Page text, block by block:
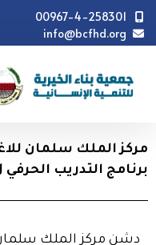
00967-4-258301
info@bcfhd.org
أخبار
مركز
مركز الملك سلمان
برنامج التدريب الحرفي ل200 إمراة
دشن مركز الملك سلمان